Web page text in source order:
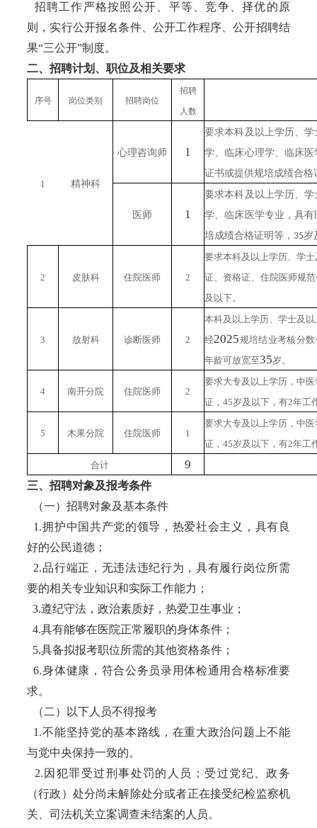
招聘工作严格按照公开、平等、竞争、择优的原
则，实行公开报名条件、公开工作程序、公开招聘结
果“三公开”制度。
二、招聘计划、职位及相关要求
序号 岗位类别 招聘岗位
招聘
人数
1 精神科
心理咨询师 1
要求本科及以上学历、
学、临床心理学、临床
证书或提供规培成绩合
医师 1
要求本科及以上学历、
学、临床医学专业，具
培成绩合格证明等， 35岁
2 皮肤科 住院医师 2
要求本科及以上学历、学
证、资格证、住院医师规
及以下。
3 放射科 诊断医师 2
本科及以上学历、学士及
经2025规培结业考核分
年龄可放宽至35岁。
4 南开分院 住院医师 2
要求大专及以上学历，中
证，45岁及以下，有2年工
5 木果分院 住院医师 1
要求大专及以上学历，中
证，45岁及以下，有2年工
合计
9
三、招聘对象及报考条件
（一）招聘对象及基本条件
1.拥护中国共产党的领导，热爱社会主义，具有良
好的公民道德；
2.品行端正，无违法违纪行为，具有履行岗位所需
要的相关专业知识和实际工作能力；
3.遵纪守法，政治素质好，热爱卫生事业；
4.具有能够在医院正常履职的身体条件；
5.具备拟报考职位所需的其他资格条件；
6.身体健康，符合公务员录用体检通用合格标准要
求。
（二）以下人员不得报考
1.不能坚持党的基本路线，在重大政治问题上不能
与党中央保持一致的。
2.因犯罪受过刑事处罚的人员；受过党纪、政务
（行政）处分尚未解除处分或者正在接受纪检监察机
关、司法机关立案调查未结案的人员。